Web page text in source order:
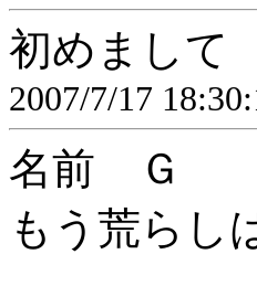
初めまして
2007/7/17
名前 Ｇ
もう荒らし